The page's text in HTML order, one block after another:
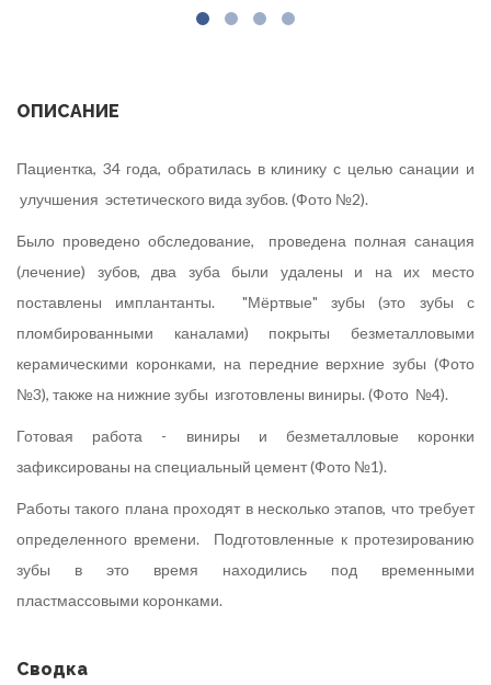
ОПИСАНИЕ
Пациентка, 34 года, обратилась в клинику с целью санации и
улучшения эстетического вида зубов. (Фото №2).
Было проведено обследование, проведена полная санация
(лечение) зубов, два зуба были удалены и на их место
поставлены имплантанты. "Мёртвые" зубы (это зубы с
пломбированными каналами) покрыты безметалловыми
керамическими коронками, на передние верхние зубы (Фото
№3), также на нижние зубы изготовлены виниры. (Фото №4).
Готовая работа - виниры и безметалловые коронки
зафиксированы на специальный цемент (Фото №1).
Работы такого плана проходят в несколько этапов, что требует
определенного времени. Подготовленные к протезированию
зубы в это время находились под временными
пластмассовыми коронками.
Сводка